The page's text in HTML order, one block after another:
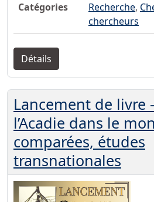
Catégories
Recherche,
chercheurs
Détails
Lancement de livre
l’Acadie dans le
comparées, études
transnationales